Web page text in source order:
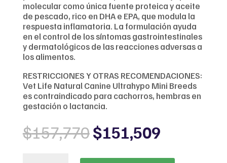
molecular como única fuente proteica y aceite
de pescado, rico en DHA e EPA, que modula la
respuesta inflamatoria. La formulación ayuda
en el control de los síntomas gastrointestinales
y dermatológicos de las reacciones adversas a
los alimentos.
RESTRICCIONES Y OTRAS RECOMENDACIONES:
Vet Life Natural Canine Ultrahypo Mini Breeds
es contraindicado para cachorros, hembras en
gestación o lactancia.
$157,770Original
price
was:
$151,509Current
is: